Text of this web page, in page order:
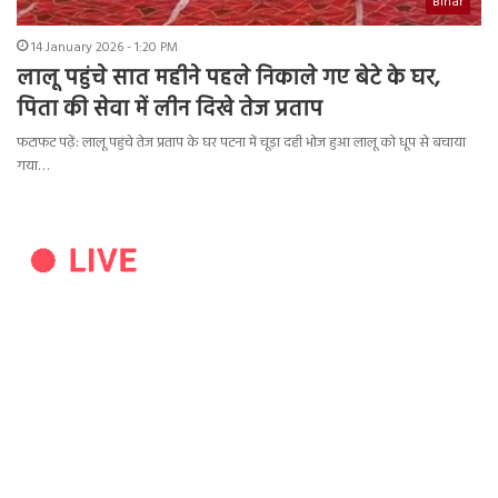
14 January 2026 - 1:20 PM
लालू पहुंचे सात महीने पहले निकाले गए बेटे के घर,
पिता की सेवा में लीन दिखे तेज प्रताप
फटाफट पढ़ें: लालू पहुंचे तेज प्रताप के घर पटना में चूड़ा दही भोज हुआ लालू को धूप से बचाया
गया…